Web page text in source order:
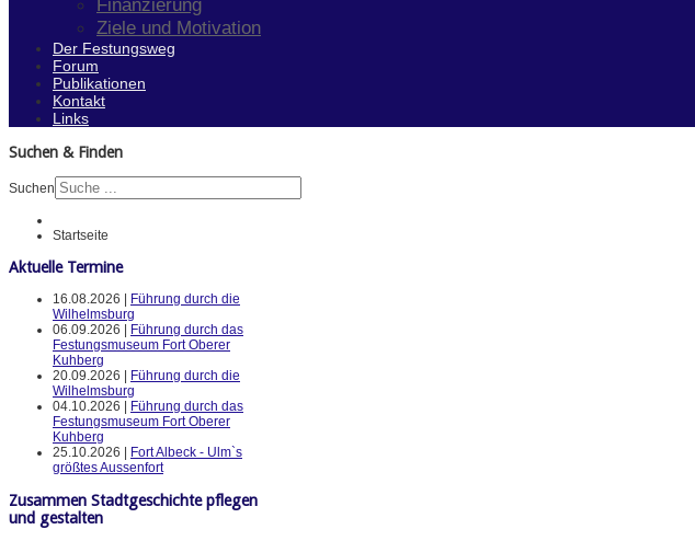
Finanzierung
Ziele und Motivation
Der Festungsweg
Forum
Publikationen
Kontakt
Links
Suchen & Finden
Suchen
Startseite
Aktuelle Termine
16.08.2026 |
Führung durch die
Wilhelmsburg
06.09.2026 |
Führung durch das
Festungsmuseum Fort Oberer
Kuhberg
20.09.2026 |
Führung durch die
Wilhelmsburg
04.10.2026 |
Führung durch das
Festungsmuseum Fort Oberer
Kuhberg
25.10.2026 |
Fort Albeck - Ulm`s
größtes Aussenfort
Zusammen Stadtgeschichte pflegen
und gestalten